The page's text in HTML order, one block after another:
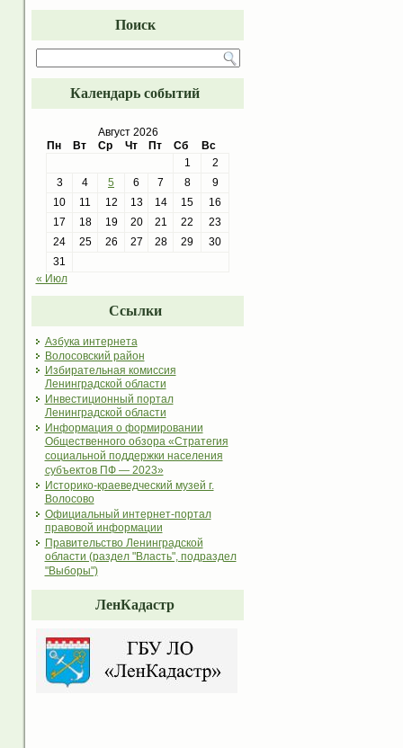
Поиск
Календарь событий
Август 2026
Пн
Вт Ср Чт Пт Сб
Вс
1
2
3
4 5 6 7 8
9
10
11 12 13 14 15
16
17
18 19 20 21 22
23
24
25 26 27 28 29
30
31
« Июл
Ссылки
Азбука интернета
Волосовский район
Избирательная комиссия
Ленинградской области
Инвестиционный портал
Ленинградской области
Информация о формировании
Общественного обзора «Стратегия
социальной поддержки населения
субъектов ПФ — 2023»
Историко-краеведческий музей г.
Волосово
Официальный интернет-портал
правовой информации
Правительство Ленинградской
области (раздел "Власть", подраздел
"Выборы")
ЛенКадастр